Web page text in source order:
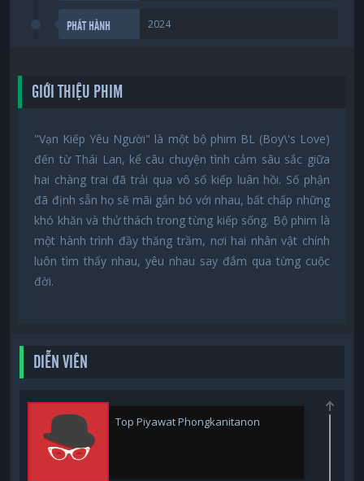
PHÁT HÀNH 2024
GIỚI THIỆU PHIM
"Vạn Kiếp Yêu Người" là một bộ phim BL (Boy\'s Love)
đến từ Thái Lan, kể câu chuyện tình cảm sâu sắc giữa
hai chàng trai đã trải qua vô số kiếp luân hồi. Số phận
đã định sẵn họ sẽ mãi gắn bó với nhau, bất chấp những
khó khăn và thử thách trong từng kiếp sống. Bộ phim là
một hành trình đầy thăng trầm, nơi hai nhân vật chính
luôn tìm thấy nhau, yêu nhau say đắm qua từng cuộc
đời.
DIỄN VIÊN
Top Piyawat Phongkanitanon